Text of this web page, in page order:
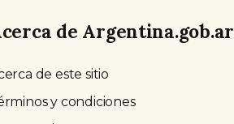
de Argentina.gob.ar
de este sitio
y condiciones